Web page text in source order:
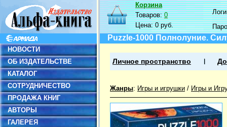
НОВОСТИ
ОБ ИЗДАТЕЛЬСТВЕ
КАТАЛОГ
СОТРУДНИЧЕСТВО
ПРОДАЖА КНИГ
АВТОРЫ
ГАЛЕРЕЯ
Корзина
Товаров:0
Цена:0 руб.
Puzzle-1000 Полнолуние.
Личное пространство
Жанры: Игры и игрушки / Игры и